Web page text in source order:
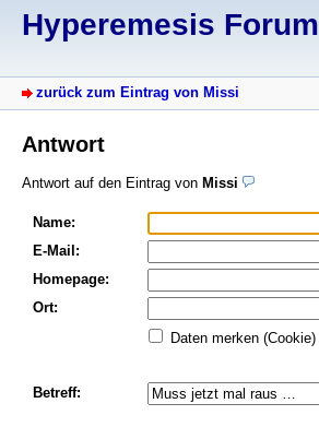
Hyperemesis Forum
zurück zum Eintrag von Missi
Antwort
Antwort auf den Eintrag von Missi
Name:
E-Mail:
Homepage:
Ort:
Daten merken (Cookie)
Betreff: